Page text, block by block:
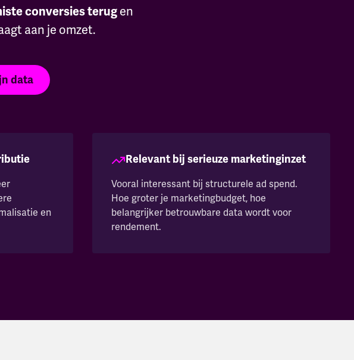
conversies terugen
aan je omzet.
data
en
Relevant bij serieuze marketinginzet
Vooral interessant bij structurele ad spend.
Hoe groter je marketingbudget, hoe
belangrijker betrouwbare data wordt voor
rendement.